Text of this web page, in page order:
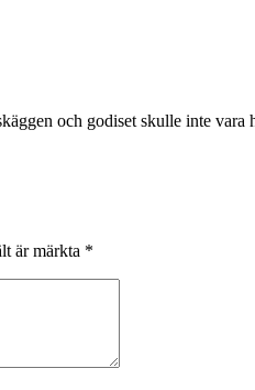
och godiset skulle inte vara
är märkta *